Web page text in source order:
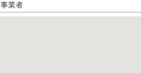
事業者